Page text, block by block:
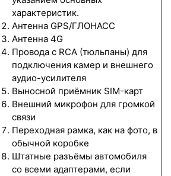
характеристик.
Антенна GPS/ГЛОНАСС
Антенна 4G
Провода с RCA (тюльпаны) для
подключения камер и внешнего
аудио-усилителя
Выносной приёмник SIM-карт
Внешний микрофон для громкой
связи
Переходная рамка, как на фото, в
обычной коробке
Штатные разъёмы автомобиля
со всеми адаптерами, если